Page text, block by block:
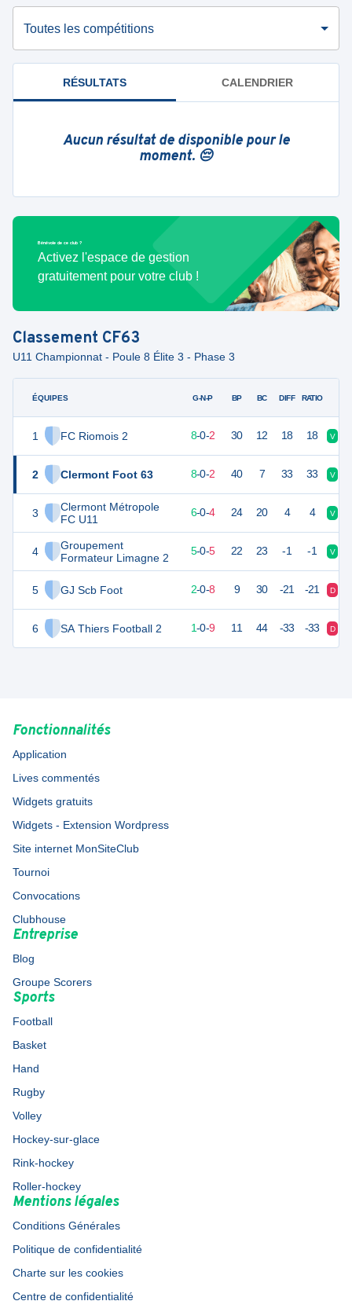
Toutes les compétitions
RÉSULTATS CALENDRIER
Aucun résultat de disponible pour le
moment. 😔
Bénévole de ce club ?
Activez l'espace de gestion
gratuitement pour votre club !
Classement CF63
U11 Championnat - Poule 8 Élite 3 - Phase 3
ÉQUIPES
1 FC Riomois 2
2 Clermont Foot 63
3
Clermont Métropole
FC U11
4
Groupement
Formateur Limagne 2
5 GJ Scb Foot
6 SA Thiers Football 2
G-N-P BP BC DIFF RATIO
8-0-2 30 12 18 18 V
24 8-0-2 40 7 33 33 V
18 6-0-4 24 20 4 4 V
10 5-0-5 22 23 -1 -1 V
2-0-8 9 30 -21 -21 D
3 1-0-9 11 44 -33 -33 D
Fonctionnalités
Application
Lives commentés
Widgets gratuits
Widgets - Extension Wordpress
Site internet MonSiteClub
Tournoi
Convocations
Clubhouse
Entreprise
Blog
Groupe Scorers
Sports
Football
Basket
Hand
Rugby
Volley
Hockey-sur-glace
Rink-hockey
Roller-hockey
Mentions légales
Conditions Générales
Politique de confidentialité
Charte sur les cookies
Centre de confidentialité